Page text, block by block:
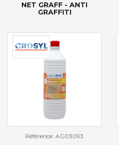
NET GRAFF - ANTI
GRAFFITI
Référence: AG03093